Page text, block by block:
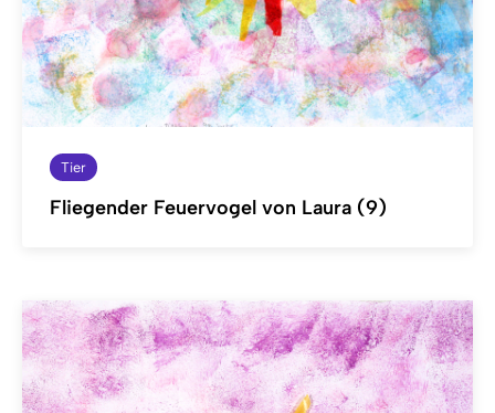
Tier
Fliegender Feuervogel von Laura (9)